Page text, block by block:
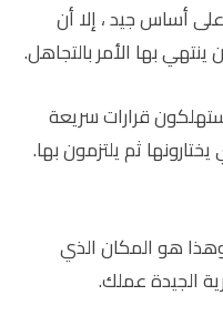
أساس جيد ، إلا أن
ينتهي بها الأمر بالتجاهل.
قرارات سريعة
يختارونها ثم يلتزمون بها.
هو المكان الذي
الجيدة عملك.